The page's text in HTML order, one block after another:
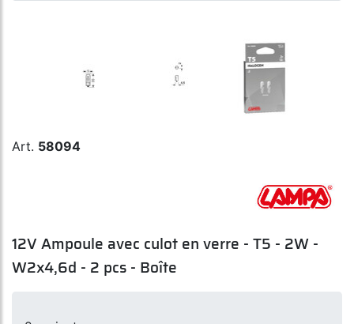
Art. 58094
12V Ampoule avec culot en verre - T5 - 2W -
W2x4,6d - 2 pcs - Boîte